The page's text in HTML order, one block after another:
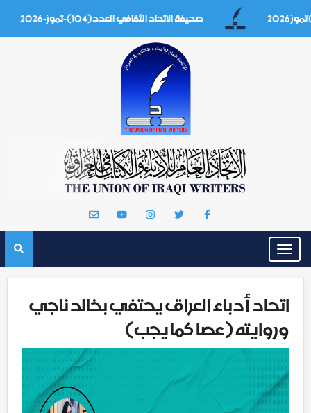
صحيفة الاتحاد الثقافي العدد(104)-تموز-2026
Toggle
navigation
اتحاد أدباء العراق يحتفي بخالد ناجي
وروايته (عصا كما يجب)